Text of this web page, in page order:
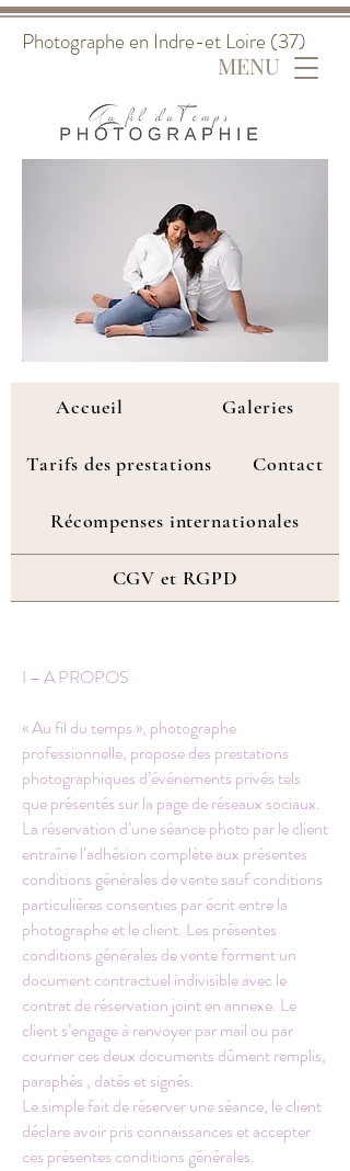
MENU
Photographe en Indre-et Loire (37)
Accueil Galeries
Tarifs des prestations Contact
Récompenses internationales
CGV et RGPD
I – A PROPOS
« Au fil du temps », photographe
professionnelle, propose des prestations
photographiques d’événements privés tels
que présentés sur la page de réseaux sociaux.
La réservation d’une séance photo par le client
entraîne l’adhésion complète aux présentes
conditions générales de vente sauf conditions
particulières consenties par écrit entre la
photographe et le client. Les présentes
conditions générales de vente forment un
document contractuel indivisible avec le
contrat de réservation joint en annexe. Le
client s’engage à renvoyer par mail ou par
courrier ces deux documents dûment remplis,
paraphés , datés et signés.
Le simple fait de réserver une séance, le client
déclare avoir pris connaissances et accepter
ces présentes conditions générales.